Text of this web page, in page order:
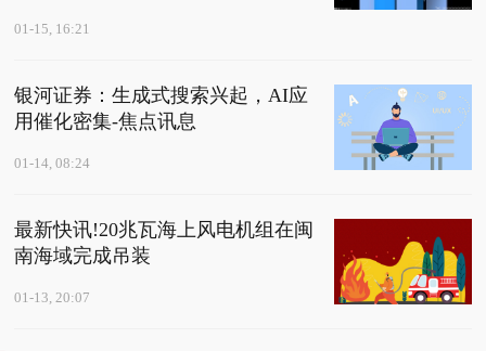
01-15, 16:21
银河证券：生成式搜索兴起，AI应
用催化密集-焦点讯息
01-14, 08:24
最新快讯!20兆瓦海上风电机组在闽
南海域完成吊装
01-13, 20:07